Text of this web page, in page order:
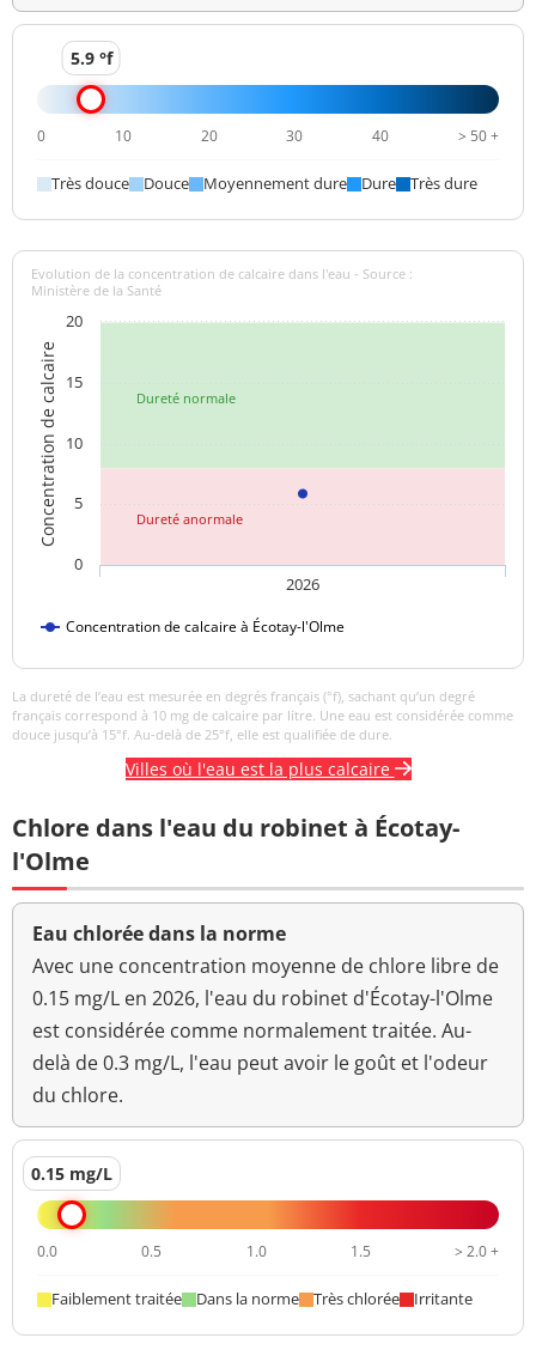
Bact. aér. revivifiables
à 36°-44h
Magnésium
anormal
8,4 unité pH
Saveur (qualitatif)
changement
Sulfates
Titre alcalimétrique
complet
Turbidité
néphélométrique NFU
0,1 NFU <=2 NFU
5.9 °f
0 10 20 30 40 > 50 +
Très douce Douce Moyennement dure Dure Très dure
Dureté normale
Dureté anormale
Concentration de calcaire
Evolution de la concentration de calcaire dans l'eau - Source :
Ministère de la Santé
Concentration de calcaire à Écotay-l'Olme
2026
0
5
10
15
20
La dureté de l’eau est mesurée en degrés français (°f), sachant qu’un degré
français correspond à 10 mg de calcaire par litre. Une eau est considérée comme
douce jusqu’à 15°f. Au-delà de 25°f, elle est qualifiée de dure.
Villes où l'eau est la plus calcaire
Chlore dans l'eau du robinet à Écotay-
l'Olme
Eau chlorée dans la norme
Avec une concentration moyenne de chlore libre de
0.15 mg/L en 2026, l'eau du robinet d'Écotay-l'Olme
est considérée comme normalement traitée. Au-
delà de 0.3 mg/L, l'eau peut avoir le goût et l'odeur
du chlore.
0.15 mg/L
0.0 0.5 1.0 1.5 > 2.0 +
Faiblement traitée Dans la norme Très chlorée Irritante